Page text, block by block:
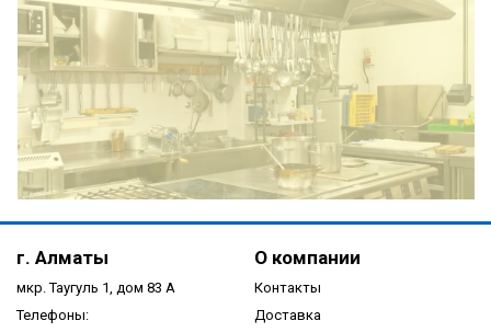
ПОДРОБНЕЕ
г. Алматы
мкр. Таугуль 1, дом 83 А
Телефоны:
О компании
Контакты
Доставка